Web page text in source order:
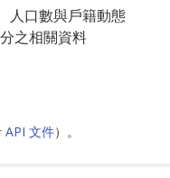
人口數與戶籍動態
之相關資料
API 文件）。